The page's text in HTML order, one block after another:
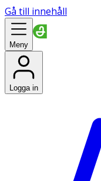
Gå till innehåll
Meny
Logga in